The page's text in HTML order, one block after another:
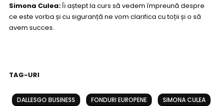
Simona Culea:Îi aștept la curs să vedem împreună despre
ce este vorba și cu siguranță ne vom clarifica cu toții și o să
avem succes.
TAG-URI
DALLESGO BUSINESS FONDURI EUROPENE SIMONA CULEA